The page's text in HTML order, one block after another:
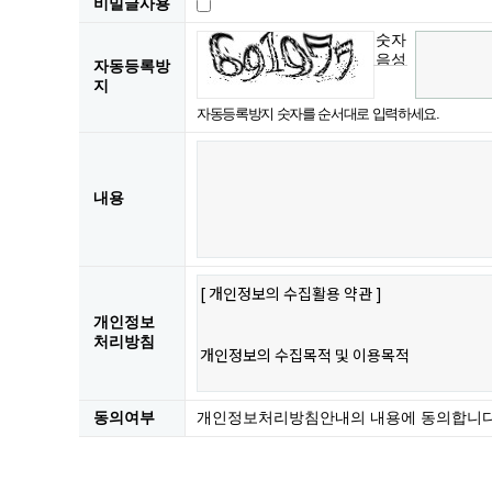
자동등록방
지
숫자
음성
자동등록방지 숫자를 순서대로 입력하세요.
내용
개인정보
처리방침
동의여부 개인정보처리방침안내의 내용에 동의합니